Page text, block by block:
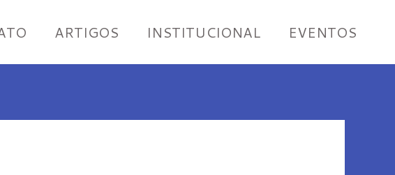
ARTIGOS INSTITUCIONAL EVENTOS